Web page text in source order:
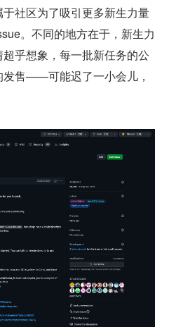
社区为了吸引更多新生力量
。不同的地方在于，新生力
乎想象，每一批新任务的公
发售——可能迟了一小会儿，